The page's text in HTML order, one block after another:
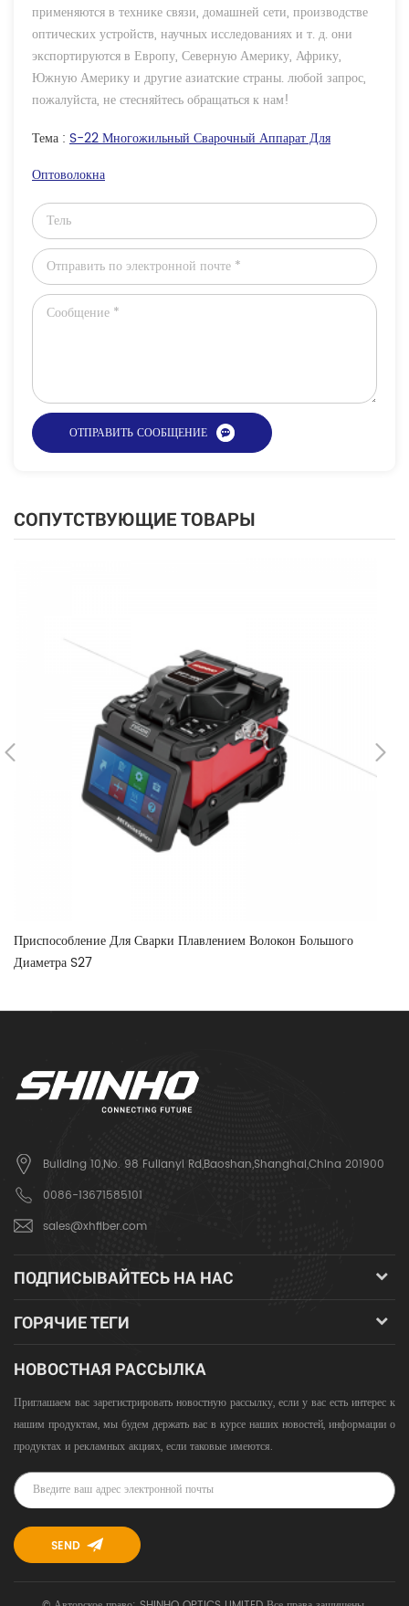
применяются в технике связи, домашней сети, производстве
оптических устройств, научных исследованиях и т. д. они
экспортируются в Европу, Северную Америку, Африку,
Южную Америку и другие азиатские страны. любой запрос,
пожалуйста, не стесняйтесь обращаться к нам!
Тема : S-22 Многожильный Сварочный Аппарат Для
Оптоволокна
СОПУТСТВУЮЩИЕ ТОВАРЫ
Приспособление Для Сварки Плавлением Волокон Большого
Диаметра S27
Building 10,No. 98 Fulianyi Rd,Baoshan,Shanghai,China 201900
0086-13671585101
sales@xhfiber.com
ПОДПИСЫВАЙТЕСЬ НА НАС
ГОРЯЧИЕ ТЕГИ
НОВОСТНАЯ РАССЫЛКА
Приглашаем вас зарегистрировать новостную рассылку, если у вас есть интерес к
нашим продуктам, мы будем держать вас в курсе наших новостей, информации о
продуктах и ​​рекламных акциях, если таковые имеются.